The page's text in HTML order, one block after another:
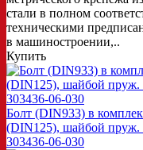
стали в полном
техническими
в машиностроении,..
Купить
Болт (DIN933) в
(DIN125), шайбой
303436-06-030